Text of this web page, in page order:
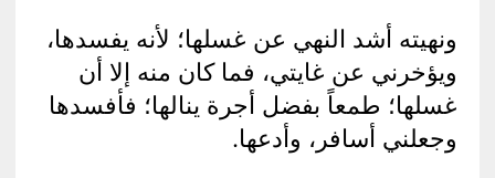
ونهيته أشد النهي عن غسلها؛ لأنه يفسدها،
ويؤخرني عن غايتي، فما كان منه إلا أن
غسلها؛ طمعاً بفضل أجرة ينالها؛ فأفسدها
وجعلني أسافر، وأدعها.